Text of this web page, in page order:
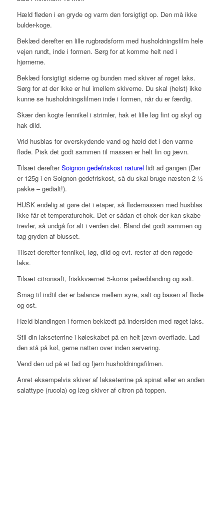
Hæld fløden i en gryde og varm den forsigtigt op. Den må ikke
bulder-koge.
Beklæd derefter en lille rugbrødsform med husholdningsfilm hele
vejen rundt, inde i formen. Sørg for at komme helt ned i
hjørnerne.
Beklæd forsigtigt siderne og bunden med skiver af røget laks.
Sørg for at der ikke er hul imellem skiverne. Du skal (helst) ikke
kunne se husholdningsfilmen inde i formen, når du er færdig.
Skær den kogte fennikel i strimler, hak et lille løg fint og skyl og
hak dild.
Vrid husblas for overskydende vand og hæld det i den varme
fløde. Pisk det godt sammen til massen er helt fin og jævn.
Tilsæt derefterSoignon gedefriskost naturel lidt ad gangen (Der
er 125g i en Soignon gedefriskost, så du skal bruge næsten 2 ½
pakke – gedialt!).
HUSK endelig at gøre det i etaper, så flødemassen med husblas
ikke får et temperaturchok. Det er sådan et chok der kan skabe
trevler, så undgå for alt i verden det. Bland det godt sammen og
tag gryden af blusset.
Tilsæt derefter fennikel, løg, dild og evt. rester af den røgede
laks.
Tilsæt citronsaft, friskkværnet 5-korns peberblanding og salt.
Smag til indtil der er balance mellem syre, salt og basen af fløde
og ost.
Hæld blandingen i formen beklædt på indersiden med røget laks.
Stil din lakseterrine i køleskabet på en helt jævn overflade. Lad
den stå på køl, gerne natten over inden servering.
Vend den ud på et fad og fjern husholdningsfilmen.
Anret eksempelvis skiver af lakseterrine på spinat eller en anden
salattype (rucola) og læg skiver af citron på toppen.